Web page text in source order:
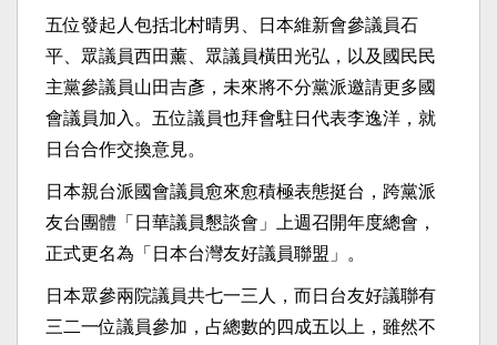
五位發起人包括北村晴男、日本維新會參議員石
平、眾議員西田薰、眾議員橫田光弘，以及國民民
主黨參議員山田吉彥，未來將不分黨派邀請更多國
會議員加入。五位議員也拜會駐日代表李逸洋，就
日台合作交換意見。
日本親台派國會議員愈來愈積極表態挺台，跨黨派
友台團體「日華議員懇談會」上週召開年度總會，
正式更名為「日本台灣友好議員聯盟」。
日本眾參兩院議員共七一三人，而日台友好議聯有
三二一位議員參加，占總數的四成五以上，雖然不